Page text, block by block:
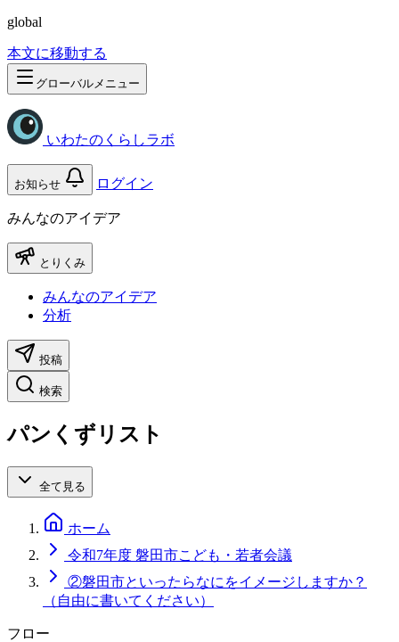
global
本文に移動する
グローバルメニュー
いわたのくらしラボ
お知らせ ログイン
みんなのアイデア
とりくみ
みんなのアイデア
分析
投稿
検索
パンくずリスト
全て見る
ホーム
令和7年度 磐田市こども・若者会議
②磐田市といったらなにをイメージしますか？
（自由に書いてください）
フロー